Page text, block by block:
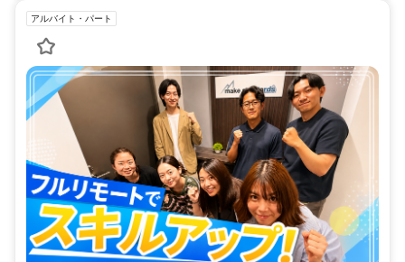
アルバイト・パート